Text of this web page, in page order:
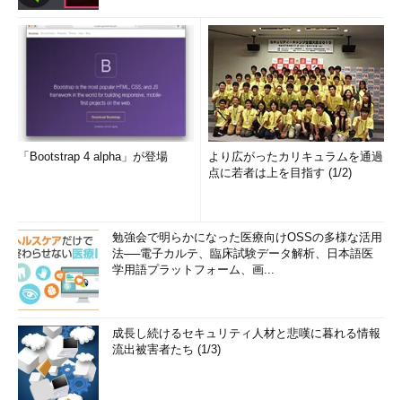
「Bootstrap 4 alpha」が登場
より広がったカリキュラムを通過
点に若者は上を目指す (1/2)
勉強会で明らかになった医療向けOSSの多様な活用
法──電子カルテ、臨床試験データ解析、日本語医
学用語プラットフォーム、画...
成長し続けるセキュリティ人材と悲嘆に暮れる情報
流出被害者たち (1/3)